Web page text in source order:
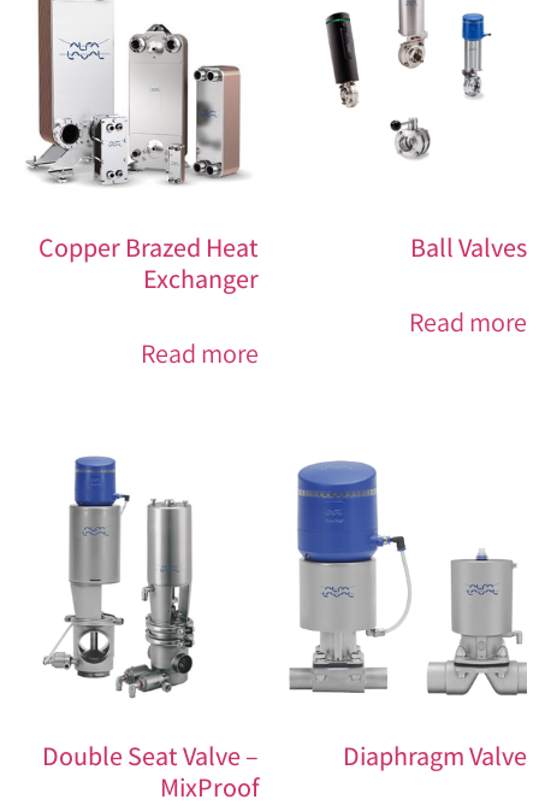
Ball Valves
Read more
Copper Brazed Heat
Exchanger
Read more
Diaphragm Valve
Double Seat Valve –
MixProof